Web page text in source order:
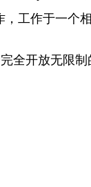
工作于一个
全开放无限